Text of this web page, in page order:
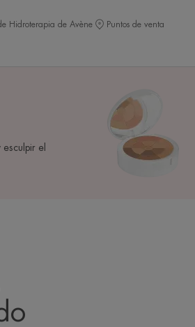
Hidroterapia de Avène Puntos de venta
el